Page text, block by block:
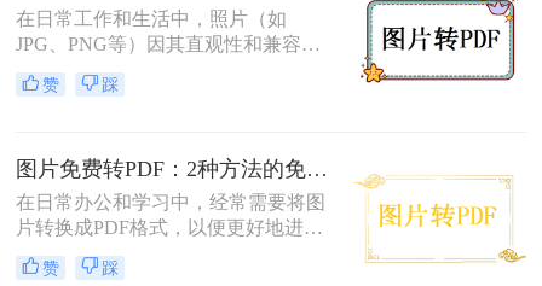
在日常工作和生活中，照片（如
JPG、PNG等）因其直观性和兼容性
被广泛使用。然而，在需要整合多张
照片、提高安全性或便于打印时，将
文将详细介绍5种将照片转换为PDF的
常用高效方法，帮助用户根据需求选
择最适合的方案。
赞 踩
图片免费转PDF：2种方法的免费额度、水印和画质对比！
在日常办公和学习中，经常需要将图
片转换成PDF格式，以便更好地进行
分享、打印或存档。那么如何把图片
转换成pdf格式免费呢？本文将介绍两
赞 踩